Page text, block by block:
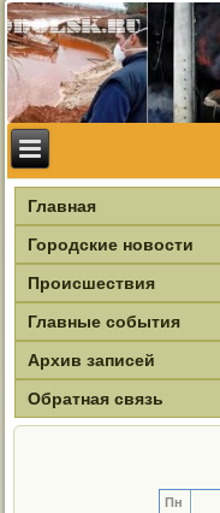
Главная
Городские новости
Происшествия
Главные события
Архив записей
Обратная связь
Пн